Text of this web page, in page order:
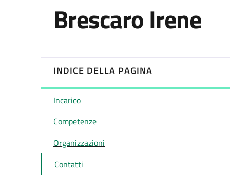
Brescaro Irene
INDICE DELLA PAGINA
Incarico
Competenze
Organizzazioni
Contatti